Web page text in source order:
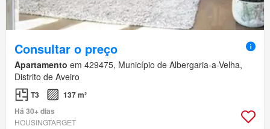
Consultar o preço
Apartamento em 429475, Município de Albergaria-a-Velha,
Distrito de Aveiro
T3
137 m²
Há 30+ dias
HOUSINGTARGET